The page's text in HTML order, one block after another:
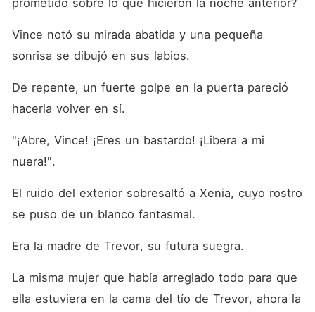
prometido sobre lo que hicieron la noche anterior?
Vince notó su mirada abatida y una pequeña
sonrisa se dibujó en sus labios.
De repente, un fuerte golpe en la puerta pareció
hacerla volver en sí.
"¡Abre, Vince! ¡Eres un bastardo! ¡Libera a mi
nuera!".
El ruido del exterior sobresaltó a Xenia, cuyo rostro
se puso de un blanco fantasmal.
Era la madre de Trevor, su futura suegra.
La misma mujer que había arreglado todo para que
ella estuviera en la cama del tío de Trevor, ahora la